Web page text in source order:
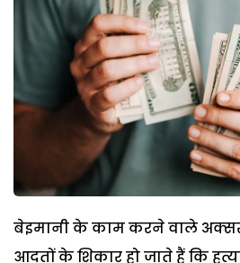
बेइमानी के काम करने वाले अक्सर
आदतों के शिकार हो जाते हैं कि